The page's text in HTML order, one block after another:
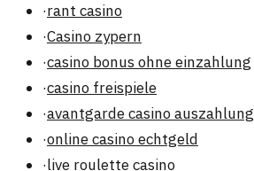
·rant casino
·Casino zypern
·casino bonus ohne einzahlung
·casino freispiele
·avantgarde casino auszahlung
·online casino echtgeld
·live roulette casino